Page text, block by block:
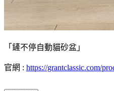
「鏟不停自動貓砂盆」
官網 : https://grantclassic.com/